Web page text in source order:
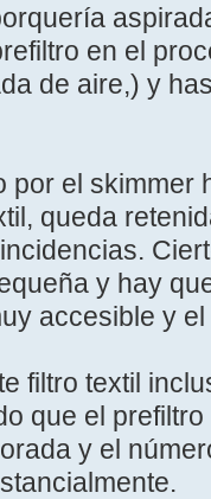
en el
de aire,) y
por el skimmer
queda
y hay
accesible y
filtro textil
que el
y el